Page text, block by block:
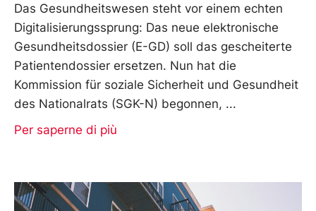
Das Gesundheitswesen steht vor einem echten
Digitalisierungssprung: Das neue elektronische
Gesundheitsdossier (E-GD) soll das gescheiterte
Patientendossier ersetzen. Nun hat die
Kommission für soziale Sicherheit und Gesundheit
des Nationalrats (SGK-N) begonnen,
Per saperne di più